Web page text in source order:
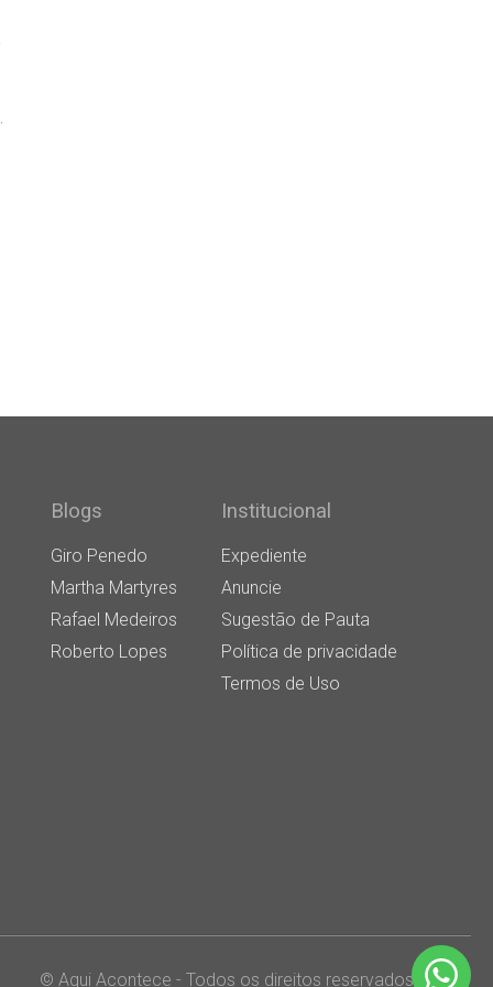
Blogs
Giro Penedo
Martha Martyres
Rafael Medeiros
Roberto Lopes
Institucional
Expediente
Anuncie
Sugestão de Pauta
Política de privacidade
Termos de Uso
© Aqui Acontece - Todos os direitos reservados